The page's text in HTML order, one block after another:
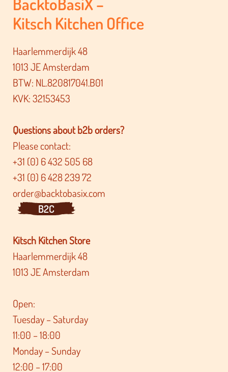
Kitsch Kitchen Office
Haarlemmerdijk 48
1013 JE Amsterdam
BTW: NL.820817041.B01
KVK: 32153453
Questions about b2b orders?
Please contact:
+31 (0) 6 432 505 68
+31 (0) 6 428 239 72
order@backtobasix.com
B2C
Kitsch Kitchen Store
Haarlemmerdijk 48
1013 JE Amsterdam
Open:
Tuesday – Saturday
11:00 – 18:00
Monday – Sunday
12:00 – 17:00